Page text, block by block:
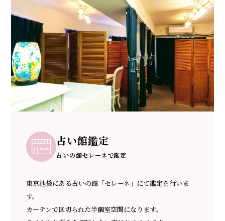
占い館鑑定
占いの館セレーネで鑑定
東京池袋にある占いの館「セレーネ」にて鑑定を行いま
す。
カーテンで区切られた半個室空間になります。